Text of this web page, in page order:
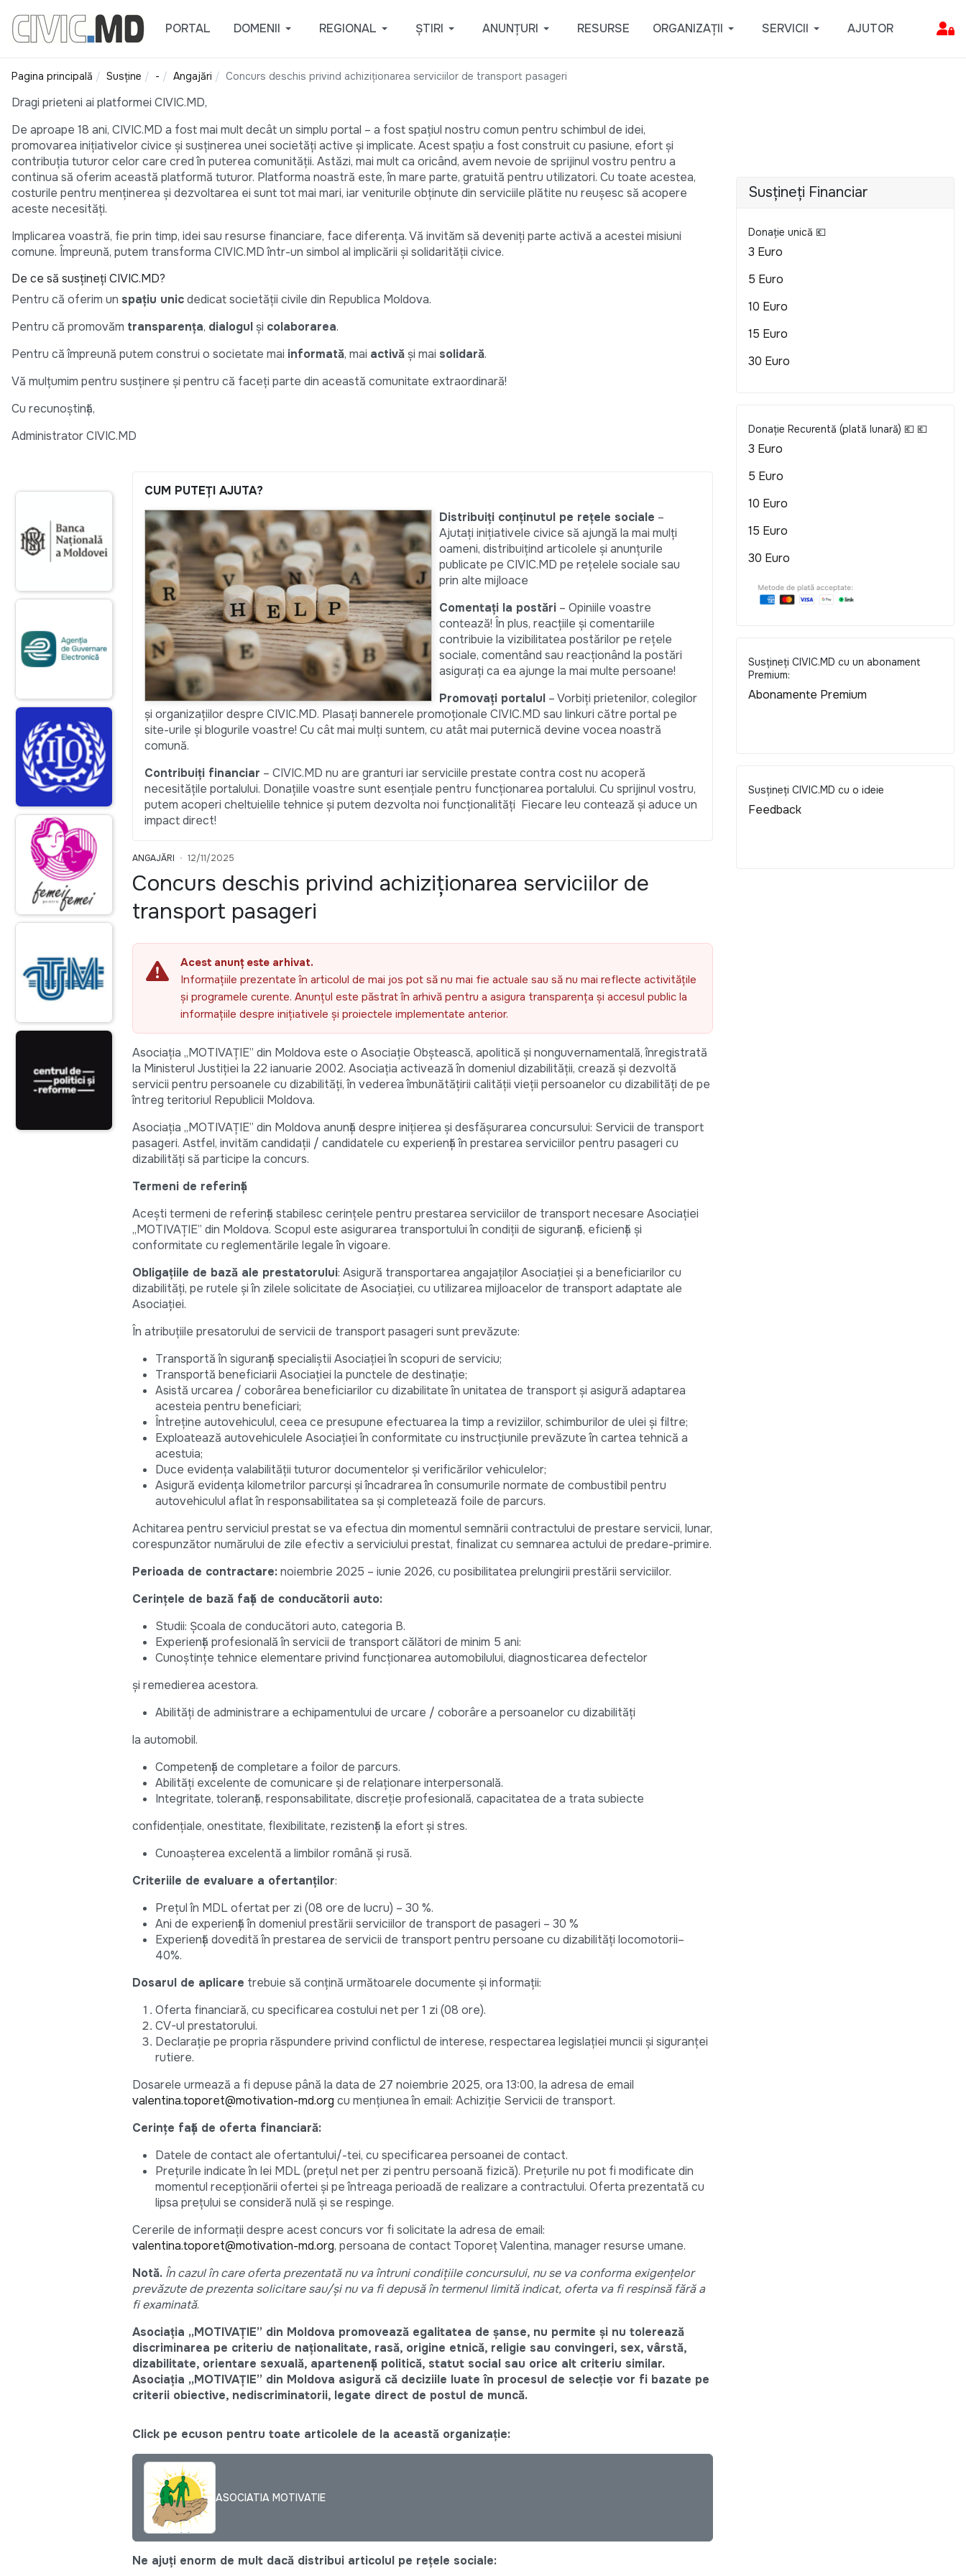
PORTAL DOMENII REGIONAL ȘTIRI ANUNȚURI RESURSE ORGANIZAȚII SERVICII AJUTOR
Pagina principală Susține - Angajări Concurs deschis privind achiziționarea serviciilor de transport pasageri
Dragi prieteni ai platformei CIVIC.MD,
De aproape 18 ani, CIVIC.MD a fost mai mult decât un simplu portal – a fost spațiul nostru comun pentru schimbul de idei,
promovarea inițiativelor civice și susținerea unei societăți active și implicate. Acest spațiu a fost construit cu pasiune, efort și
contribuția tuturor celor care cred în puterea comunității. Astăzi, mai mult ca oricând, avem nevoie de sprijinul vostru pentru a
continua să oferim această platformă tuturor. Platforma noastră este, în mare parte, gratuită pentru utilizatori. Cu toate acestea,
costurile pentru menținerea și dezvoltarea ei sunt tot mai mari, iar veniturile obținute din serviciile plătite nu reușesc să acopere
aceste necesități.
Implicarea voastră, fie prin timp, idei sau resurse financiare, face diferența. Vă invităm să deveniți parte activă a acestei misiuni
comune. Împreună, putem transforma CIVIC.MD într-un simbol al implicării și solidarității civice.
De ce să susțineți CIVIC.MD?
Pentru că oferim un spațiu unicdedicat societății civile din Republica Moldova.
Pentru că promovăm transparența, dialogul și colaborarea.
Pentru că împreună putem construi o societate mai informată, mai activă și mai solidară.
Vă mulțumim pentru susținere și pentru că faceți parte din această comunitate extraordinară!
Cu recunoștință,
Administrator CIVIC.MD
CUM PUTEȚI AJUTA?
Distribuiți conținutul pe rețele sociale –
Ajutați inițiativele civice să ajungă la mai mulți
oameni, distribuițind articolele și anunțurile
publicate pe CIVIC.MD pe rețelele sociale sau
prin alte mijloace
Comentați la postări – Opiniile voastre
contează! În plus, reacțiile și comentariile
contribuie la vizibilitatea postărilor pe rețele
sociale, comentând sau reacționând la postări
asigurați ca ea ajunge la mai multe persoane!
Promovați portalul – Vorbiți prietenilor, colegilor
și organizațiilor despre CIVIC.MD. Plasați bannerele promoționale CIVIC.MD sau linkuri către portal pe
site-urile și blogurile voastre! Cu cât mai mulți suntem, cu atât mai puternică devine vocea noastră
comună.
Contribuiți financiar – CIVIC.MD nu are granturi iar serviciile prestate contra cost nu acoperă
necesitățile portalului. Donațiile voastre sunt esențiale pentru funcționarea portalului. Cu sprijinul vostru,
putem acoperi cheltuielile tehnice și putem dezvolta noi funcționalități Fiecare leu contează și aduce un
impact direct!
ANGAJĂRI 12/11/2025
Concurs deschis privind achiziționarea serviciilor de
transport pasageri
Acest anunț este arhivat.
Informațiile prezentate în articolul de mai jos pot să nu mai fie actuale sau să nu mai reflecte activitățile
și programele curente. Anunțul este păstrat în arhivă pentru a asigura transparența și accesul public la
informațiile despre inițiativele și proiectele implementate anterior.
Asociaţia „MOTIVAŢIE” din Moldova este o Asociaţie Obştească, apolitică și nonguvernamentală, înregistrată
la Ministerul Justiției la 22 ianuarie 2002. Asociația activează în domeniul dizabilităţii, crează şi dezvoltă
servicii pentru persoanele cu dizabilităţi, în vederea îmbunătățirii calității vieții persoanelor cu dizabilități de pe
întreg teritoriul Republicii Moldova.
Asociația „MOTIVAȚIE” din Moldova anunță despre iniţierea şi desfăşurarea concursului: Servicii de transport
pasageri. Astfel, invităm candidații / candidatele cu experiență în prestarea serviciilor pentru pasageri cu
dizabilități să participe la concurs.
Termeni de referință
Acești termeni de referință stabilesc cerințele pentru prestarea serviciilor de transport necesare Asociației
„MOTIVAȚIE” din Moldova. Scopul este asigurarea transportului în condiții de siguranță, eficiență și
conformitate cu reglementările legale în vigoare.
Obligațiile de bază ale prestatorului: Asigură transportarea angajaților Asociației și a beneficiarilor cu
dizabilități, pe rutele și în zilele solicitate de Asociației, cu utilizarea mijloacelor de transport adaptate ale
Asociației.
În atribuțiile presatorului de servicii de transport pasageri sunt prevăzute:
Transportă în siguranță specialiștii Asociației în scopuri de serviciu;
Transportă beneficiarii Asociației la punctele de destinație;
Asistă urcarea / coborârea beneficiarilor cu dizabilitate în unitatea de transport şi asigură adaptarea
acesteia pentru beneficiari;
Întreține autovehiculul, ceea ce presupune efectuarea la timp a reviziilor, schimburilor de ulei şi filtre;
Exploatează autovehiculele Asociației în conformitate cu instrucţiunile prevăzute în cartea tehnică a
acestuia;
Duce evidenţa valabilităţii tuturor documentelor şi verificărilor vehiculelor;
Asigură evidența kilometrilor parcurși și încadrarea în consumurile normate de combustibil pentru
autovehiculul aflat în responsabilitatea sa și completează foile de parcurs.
Achitarea pentru serviciul prestat se va efectua din momentul semnării contractului de prestare servicii, lunar,
corespunzător numărului de zile efectiv a serviciului prestat, finalizat cu semnarea actului de predare-primire.
Perioada de contractare:noiembrie 2025 – iunie 2026, cu posibilitatea prelungirii prestării serviciilor.
Cerințele de bază față de conducătorii auto:
Studii: Școala de conducători auto, categoria B.
Experienţă profesională în servicii de transport călători de minim 5 ani:
Cunoştinţe tehnice elementare privind funcţionarea automobilului, diagnosticarea defectelor
şi remedierea acestora.
Abilităţi de administrare a echipamentului de urcare / coborâre a persoanelor cu dizabilități
la automobil.
Competență de completare a foilor de parcurs.
Abilităţi excelente de comunicare și de relaţionare interpersonală.
Integritate, toleranţă, responsabilitate, discreţie profesională, capacitatea de a trata subiecte
confidenţiale, onestitate, flexibilitate, rezistenţă la efort şi stres.
Cunoaşterea excelentă a limbilor română şi rusă.
Criteriile de evaluare a ofertanților:
Prețul în MDL ofertat per zi (08 ore de lucru) – 30 %.
Ani de experiență în domeniul prestării serviciilor de transport de pasageri – 30 %
Experiență dovedită în prestarea de servicii de transport pentru persoane cu dizabilități locomotorii–
40%.
Dosarul de aplicare trebuie să conțină următoarele documente și informații:
Oferta financiară, cu specificarea costului net per 1 zi (08 ore).
CV-ul prestatorului.
Declarație pe propria răspundere privind conflictul de interese, respectarea legislației muncii și siguranței
rutiere.
Dosarele urmează a fi depuse până la data de 27 noiembrie 2025, ora 13:00, la adresa de email
valentina.toporet@motivation-md.org cu mențiunea în email: Achiziție Servicii de transport.
Cerințe față de oferta financiară:
Datele de contact ale ofertantului/-tei, cu specificarea persoanei de contact.
Prețurile indicate în lei MDL (prețul net per zi pentru persoană fizică). Prețurile nu pot fi modificate din
momentul recepționării ofertei și pe întreaga perioadă de realizare a contractului. Oferta prezentată cu
lipsa preţului se consideră nulă şi se respinge.
Cererile de informații despre acest concurs vor fi solicitate la adresa de email:
valentina.toporet@motivation-md.org, persoana de contact Toporeț Valentina, manager resurse umane.
Notă. În cazul în care oferta prezentată nu va întruni condițiile concursului, nu se va conforma exigenţelor
prevăzute de prezenta solicitare sau/şi nu va fi depusă în termenul limită indicat, oferta va fi respinsă fără a
fi examinată.
Asociația „MOTIVAȚIE” din Moldova promovează egalitatea de șanse, nu permite și nu tolerează
discriminarea pe criteriu de naționalitate, rasă, origine etnică, religie sau convingeri, sex, vârstă,
dizabilitate, orientare sexuală, apartenență politică, statut social sau orice alt criteriu similar.
Asociația „MOTIVAȚIE” din Moldova asigură că deciziile luate în procesul de selecție vor fi bazate pe
criterii obiective, nediscriminatorii, legate direct de postul de muncă.
Click pe ecuson pentru toate articolele de la această organizație:
ASOCIATIA MOTIVATIE
Ne ajuți enorm de mult dacă distribui articolul pe rețele sociale:
Susțineți Financiar
Donație unică 💶
3 Euro
5 Euro
10 Euro
15 Euro
30 Euro
Donație Recurentă (plată lunară) 💶 💶
3 Euro
5 Euro
10 Euro
15 Euro
30 Euro
Susțineți CIVIC.MD cu un abonament
Premium:
Abonamente Premium
Susțineți CIVIC.MD cu o ideie
Feedback